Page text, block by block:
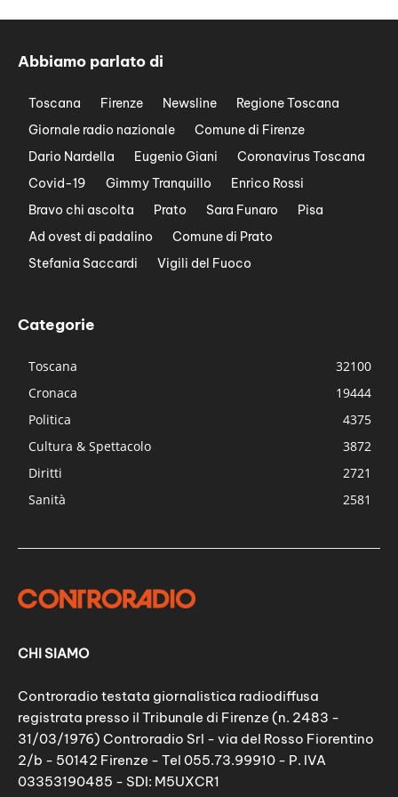
Abbiamo parlato di
Toscana Firenze Newsline
Regione Toscana
Giornale radio nazionale
Comune di Firenze
Dario Nardella
Eugenio Giani
Coronavirus Toscana
Covid-19
Gimmy Tranquillo
Enrico Rossi
Bravo chi ascolta
Prato Sara Funaro
Pisa
Ad ovest di padalino
Comune di Prato
Stefania Saccardi
Vigili del Fuoco
Categorie
Toscana
32100
Cronaca
19444
Politica
4375
Cultura & Spettacolo
3872
Diritti
2721
Sanità
2581
CHI SIAMO
Controradio testata giornalistica radiodiffusa
registrata presso il Tribunale di Firenze (n. 2483 -
31/03/1976) Controradio Srl - via del Rosso Fiorentino
2/b - 50142 Firenze - Tel 055.73.99910 - P. IVA
03353190485 - SDI: M5UXCR1